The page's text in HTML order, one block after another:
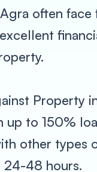
often face
Property
up to 150%
other types
24-48 hours.